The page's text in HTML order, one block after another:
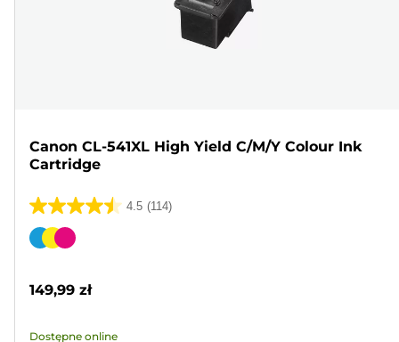
Canon CL-541XL High Yield C/M/Y Colour Ink
Cartridge
4.5 (114)
4.5
na
114
Wkład
149,99 zł
Dostępne online